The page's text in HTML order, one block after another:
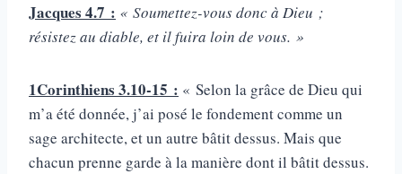
Jacques 4.7 : « Soumettez-vous donc à Dieu ;
résistez au diable, et il fuira loin de vous. »
1Corinthiens 3.10-15 : « Selon la grâce de Dieu qui
m’a été donnée, j’ai posé le fondement comme un
sage architecte, et un autre bâtit dessus. Mais que
chacun prenne garde à la manière dont il bâtit dessus.